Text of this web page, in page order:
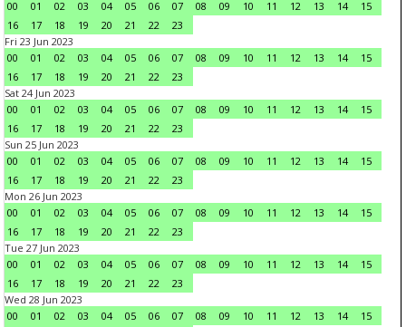
00
01 02 03 04 05 06 07 08 09 10 11 12 13 14
15
16
17 18 19 20 21 22
23
Fri 23 Jun 2023
00
01 02 03 04 05 06 07 08 09 10 11 12 13 14
15
16
17 18 19 20 21 22
23
Sat 24 Jun 2023
00
01 02 03 04 05 06 07 08 09 10 11 12 13 14
15
16
17 18 19 20 21 22
23
Sun 25 Jun 2023
00
01 02 03 04 05 06 07 08 09 10 11 12 13 14
15
16
17 18 19 20 21 22
23
Mon 26 Jun 2023
00
01 02 03 04 05 06 07 08 09 10 11 12 13 14
15
16
17 18 19 20 21 22
23
Tue 27 Jun 2023
00
01 02 03 04 05 06 07 08 09 10 11 12 13 14
15
16
17 18 19 20 21 22
23
Wed 28 Jun 2023
00
01 02 03 04 05 06 07 08 09 10 11 12 13 14
15